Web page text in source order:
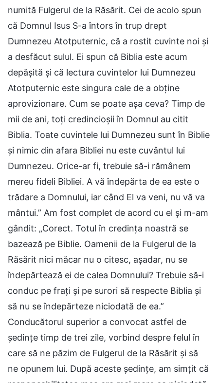
numită Fulgerul de la Răsărit. Cei de acolo spun
că Domnul Isus S-a întors în trup drept
Dumnezeu Atotputernic, că a rostit cuvinte noi și
a desfăcut sulul. Ei spun că Biblia este acum
depășită și că lectura cuvintelor lui Dumnezeu
Atotputernic este singura cale de a obține
aprovizionare. Cum se poate așa ceva? Timp de
mii de ani, toți credincioșii în Domnul au citit
Biblia. Toate cuvintele lui Dumnezeu sunt în Biblie
și nimic din afara Bibliei nu este cuvântul lui
Dumnezeu. Orice-ar fi, trebuie să-i rămânem
mereu fideli Bibliei. A vă îndepărta de ea este o
trădare a Domnului, iar când El va veni, nu vă va
mântui.” Am fost complet de acord cu el și m-am
gândit: „Corect. Totul în credința noastră se
bazează pe Biblie. Oamenii de la Fulgerul de la
Răsărit nici măcar nu o citesc, așadar, nu se
îndepărtează ei de calea Domnului? Trebuie să-i
conduc pe frați și pe surori să respecte Biblia și
să nu se îndepărteze niciodată de ea.”
Conducătorul superior a convocat astfel de
ședințe timp de trei zile, vorbind despre felul în
care să ne păzim de Fulgerul de la Răsărit și să
ne opunem lui. După aceste ședințe, am simțit că